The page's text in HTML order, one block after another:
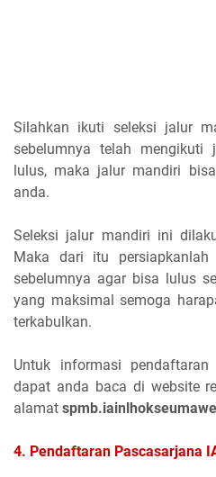
Silahkan ikuti seleksi jalur
sebelumnya telah
lulus, maka jalur mandiri
anda.
Seleksi jalur mandiri ini
Maka dari itu
sebelumnya agar bisa lulus
yang maksimal semoga
terkabulkan.
Untuk informasi
dapat anda baca di website
alamat
4. Pendaftaran Pascasarjana